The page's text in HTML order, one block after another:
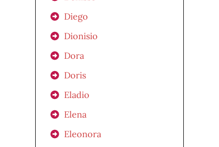
Diego
Dionisio
Dora
Doris
Eladio
Elena
Eleonora